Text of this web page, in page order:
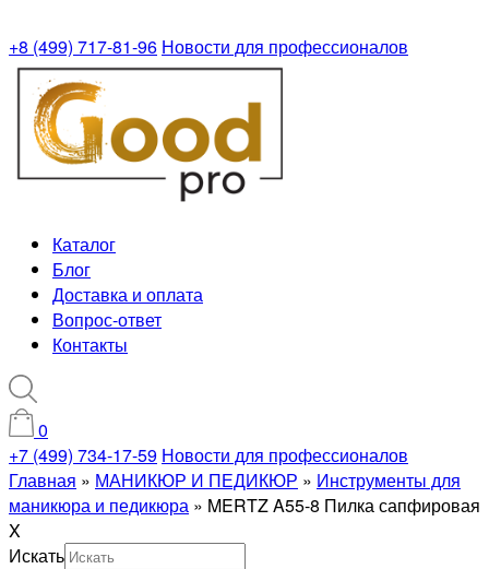
+8 (499) 717-81-96 Новости для профессионалов
Каталог
Блог
Доставка и оплата
Вопрос-ответ
Контакты
0
+7 (499) 734-17-59 Новости для профессионалов
Главная » МАНИКЮР И ПЕДИКЮР » Инструменты для
маникюра и педикюра » MERTZ A55-8 Пилка сапфировая
X
Искать